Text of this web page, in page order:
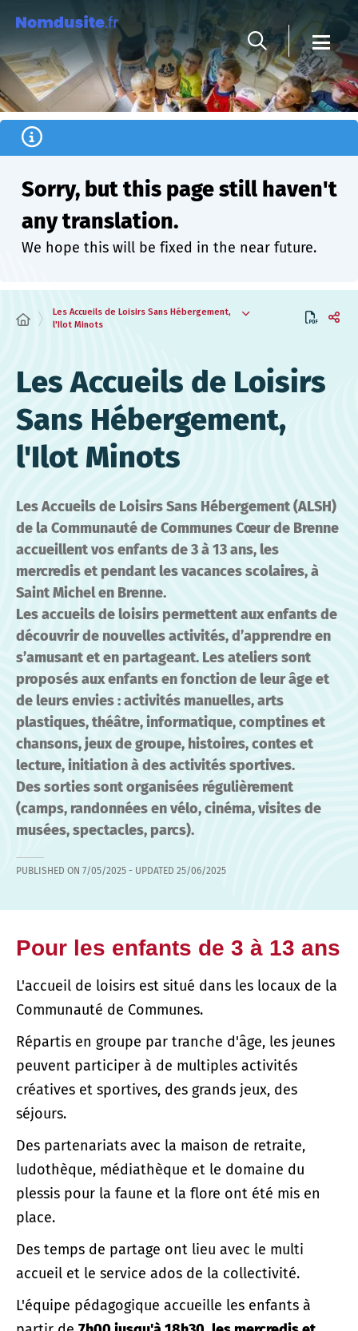
Sorry, but this page still haven't
any translation.
We hope this will be fixed in the near future.
Les Accueils de Loisirs Sans Hébergement,
l'Ilot Minots
Les Accueils de Loisirs
Sans Hébergement,
l'Ilot Minots
Les Accueils de Loisirs Sans Hébergement (ALSH)
de la Communauté de Communes Cœur de Brenne
accueillent vos enfants de 3 à 13 ans, les
mercredis et pendant les vacances scolaires, à
Saint Michel en Brenne.
Les accueils de loisirs permettent aux enfants de
découvrir de nouvelles activités, d’apprendre en
s’amusant et en partageant. Les ateliers sont
proposés aux enfants en fonction de leur âge et
de leurs envies : activités manuelles, arts
plastiques, théâtre, informatique, comptines et
chansons, jeux de groupe, histoires, contes et
lecture, initiation à des activités sportives.
Des sorties sont organisées régulièrement
(camps, randonnées en vélo, cinéma, visites de
musées, spectacles, parcs).
PUBLISHED ON 7/05/2025 - UPDATED 25/06/2025
Pour les enfants de 3 à 13 ans
L'accueil de loisirs est situé dans les locaux de la
Communauté de Communes.
Répartis en groupe par tranche d'âge, les jeunes
peuvent participer à de multiples activités
créatives et sportives, des grands jeux, des
séjours.
Des partenariats avec la maison de retraite,
ludothèque, médiathèque et le domaine du
plessis pour la faune et la flore ont été mis en
place.
Des temps de partage ont lieu avec le multi
accueil et le service ados de la collectivité.
L'équipe pédagogique accueille les enfants à